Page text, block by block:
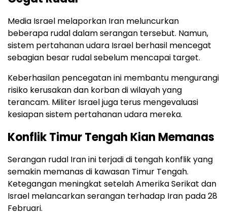
Media Israel melaporkan Iran meluncurkan
beberapa rudal dalam serangan tersebut. Namun,
sistem pertahanan udara Israel berhasil mencegat
sebagian besar rudal sebelum mencapai target.
Keberhasilan pencegatan ini membantu mengurangi
risiko kerusakan dan korban di wilayah yang
terancam. Militer Israel juga terus mengevaluasi
kesiapan sistem pertahanan udara mereka.
Konflik Timur Tengah Kian Memanas
Serangan rudal Iran ini terjadi di tengah konflik yang
semakin memanas di kawasan Timur Tengah.
Ketegangan meningkat setelah Amerika Serikat dan
Israel melancarkan serangan terhadap Iran pada 28
Februari.